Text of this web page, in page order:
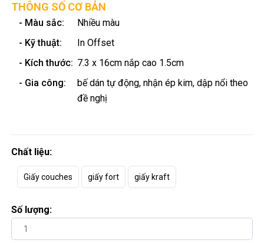
THÔNG SỐ CƠ BẢN
- Màu sắc:
Nhiều màu
- Kỹ thuật:
In Offset
- Kích thước: 7.3 x 16cm nắp cao 1.5cm
- Gia công:
bế dán tự động, nhận ép kim, dập nổi theo
đề nghị
Chất liệu:
Giấy couches giấy fort giấy kraft
Số lượng: